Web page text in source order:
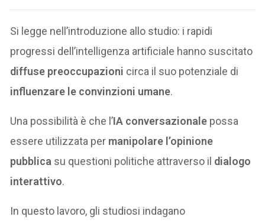
Si legge nell’introduzione allo studio: i rapidi
progressi dell’intelligenza artificiale hanno suscitato
diffuse preoccupazioni circa il suo potenziale di
influenzare le convinzioni umane.
Una possibilità è che l’IA conversazionale possa
essere utilizzata per manipolare l’opinione
pubblica su questioni politiche attraverso il dialogo
interattivo.
In questo lavoro, gli studiosi indagano